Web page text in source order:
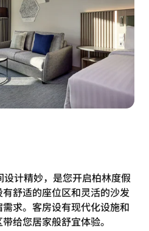
计精妙，是您开启柏林度假
舒适的座位区和灵活的沙发
求。客房设有现代化设施和
给您居家般舒宜体验。